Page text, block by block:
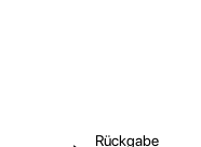
Rückgabe